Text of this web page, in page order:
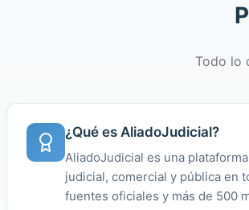
Todo lo
¿Qué es AliadoJudicial?
AliadoJudicial es una
judicial, comercial y pública en
fuentes oficiales y más de 500